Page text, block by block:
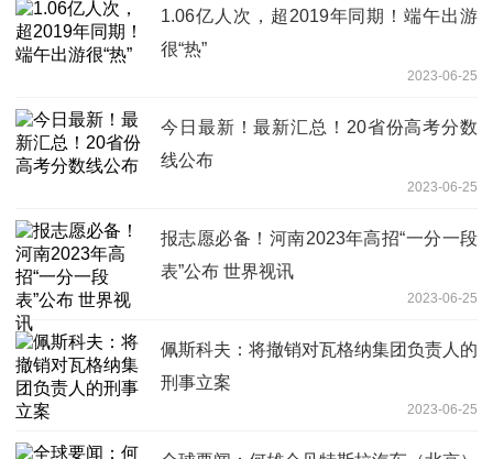
1.06亿人次，超2019年同期！端午出游
很“热”
2023-06-25
今日最新！最新汇总！20省份高考分数
线公布
2023-06-25
报志愿必备！河南2023年高招“一分一段
表”公布 世界视讯
2023-06-25
佩斯科夫：将撤销对瓦格纳集团负责人的
刑事立案
2023-06-25